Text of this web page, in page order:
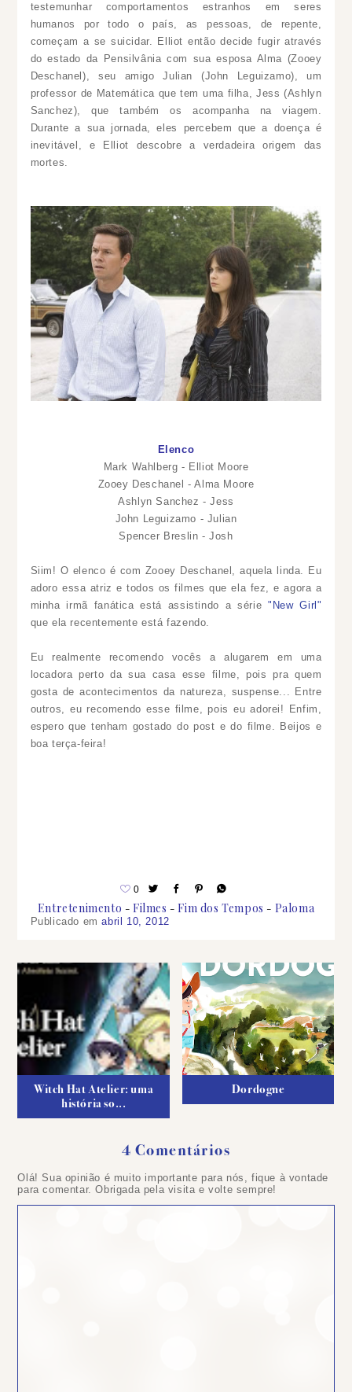
testemunhar comportamentos estranhos em seres
humanos por todo o país, as pessoas, de repente,
começam a se suicidar. Elliot então decide fugir através
do estado da Pensilvânia com sua esposa Alma (Zooey
Deschanel), seu amigo Julian (John Leguizamo), um
professor de Matemática que tem uma filha, Jess (Ashlyn
Sanchez), que também os acompanha na viagem.
Durante a sua jornada, eles percebem que a doença é
inevitável, e Elliot descobre a verdadeira origem das
mortes.
Elenco
Mark Wahlberg - Elliot Moore
Zooey Deschanel - Alma Moore
Ashlyn Sanchez - Jess
John Leguizamo - Julian
Spencer Breslin - Josh
Siim! O elenco é com Zooey Deschanel, aquela linda. Eu
adoro essa atriz e todos os filmes que ela fez, e agora a
minha irmã fanática está assistindo a série"New Girl"
que ela recentemente está fazendo.
Eu realmente recomendo vocês a alugarem em uma
locadora perto da sua casa esse filme, pois pra quem
gosta de acontecimentos da natureza, suspense... Entre
outros, eu recomendo esse filme, pois eu adorei! Enfim,
espero que tenham gostado do post e do filme. Beijos e
boa terça-feira!
0
Entretenimento Filmes Fim dos Tempos Paloma
Publicado emabril 10, 2012
Witch Hat Atelier: uma
história so...
Dordogne
4 Comentários
Olá! Sua opinião é muito importante para nós, fique à vontade
para comentar. Obrigada pela visita e volte sempre!